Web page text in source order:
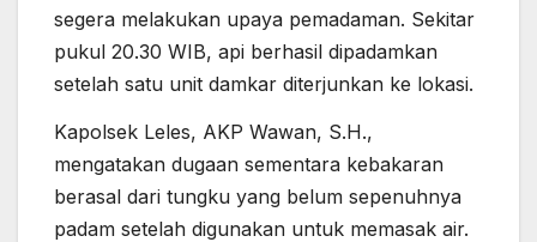
segera melakukan upaya pemadaman. Sekitar
pukul 20.30 WIB, api berhasil dipadamkan
setelah satu unit damkar diterjunkan ke lokasi.
Kapolsek Leles, AKP Wawan, S.H.,
mengatakan dugaan sementara kebakaran
berasal dari tungku yang belum sepenuhnya
padam setelah digunakan untuk memasak air.